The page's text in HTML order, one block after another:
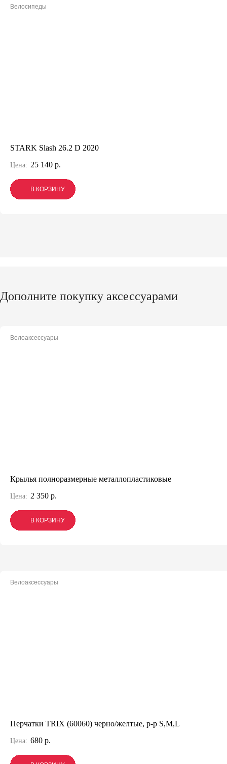
Велосипеды
STARK Slash 26.2 D 2020
Цена: 25 140 р.
В КОРЗИНУ
В КОРЗИНУ
В КОРЗИНУ
Дополните покупку аксессуарами
Велоаксессуары
Крылья полноразмерные металлопластиковые
Цена: 2 350 р.
В КОРЗИНУ
В КОРЗИНУ
В КОРЗИНУ
Велоаксессуары
Перчатки TRIX (60060) черно/желтые, р-р S,M,L
Цена: 680 р.